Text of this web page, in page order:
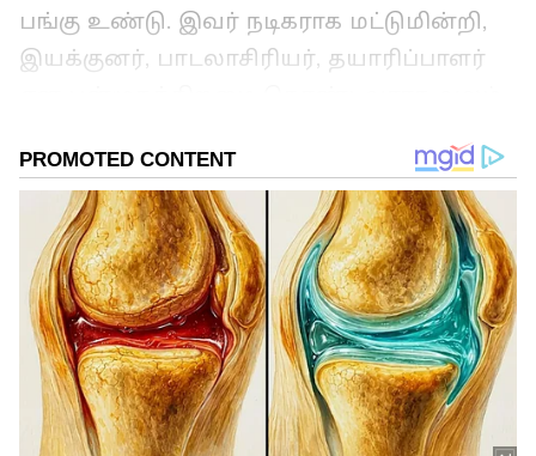
பங்கு உண்டு. இவர் நடிகராக மட்டுமின்றி,
இயக்குனர், பாடலாசிரியர், தயாரிப்பாளர்
முதல் திருமணம் நடைபெற்றது. நடிகை
வாணி கணபதியை திருமணம்
செய்துகொண்ட கமல்ஹாசன், அவருடன் 12
ஆண்டுகள் சேர்ந்து வாழ்ந்தார்.
அதன்பின்னர் ஏற்பட்ட மனக்கசப்பால் கடந்த
1988-ம் ஆண்டு அவரை விவாகரத்து செய்து
பிரிந்தார்.